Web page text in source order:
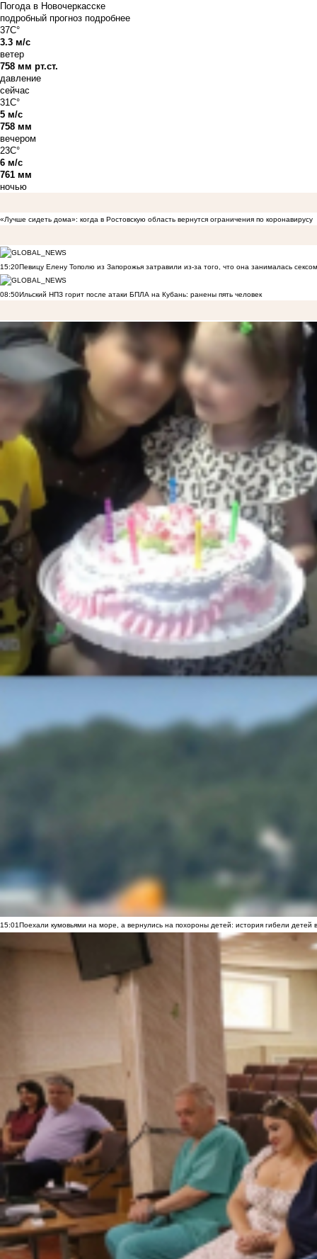
Погода в Новочеркасске
подробный прогноз подробнее
37C°
3.3 м/с
ветер
758 мм рт.ст.
давление
сейчас
31C°
5 м/с
758 мм
вечером
23C°
6 м/с
761 мм
ночью
«Лучше сидеть дома»: когда в Ростовскую область вернутся ограничения по коронавирусу
15:20Певицу Елену Тополю из Запорожья затравили из-за того, что она занималась
08:50Ильский НПЗ горит после атаки БПЛА на Кубань: ранены пять человек
15:01Поехали кумовьями на море, а вернулись на похороны детей: история гибели детей